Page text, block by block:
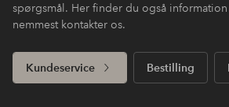
spørgsmål. Her finder du også
nemmest kontakter os.
Kundeservice Bestilling